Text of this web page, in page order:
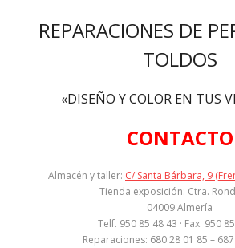
REPARACIONES DE
TOLDOS
«DISEÑO Y COLOR EN TUS
CONTACTO
Almacén y taller: C/ Santa Bárbara, 9
Tienda exposición: Ctra.
04009 Almería
Telf. 950 85 48 43 · Fax. 950
Reparaciones: 680 28 01 85 –